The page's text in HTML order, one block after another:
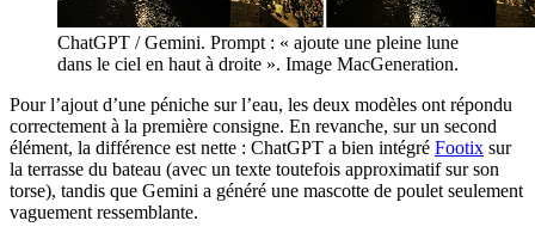
ChatGPT / Gemini. Prompt : « ajoute une pleine lune
dans le ciel en haut à droite ». Image MacGeneration.
Pour l’ajout d’une péniche sur l’eau, les deux modèles ont répondu
correctement à la première consigne. En revanche, sur un second
élément, la différence est nette : ChatGPT a bien intégré Footix sur
la terrasse du bateau (avec un texte toutefois approximatif sur son
torse), tandis que Gemini a généré une mascotte de poulet seulement
vaguement ressemblante.